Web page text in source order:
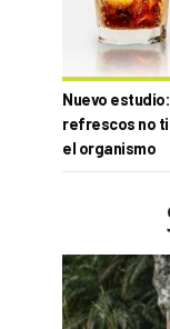
Nuevo
refrescos no
el organismo